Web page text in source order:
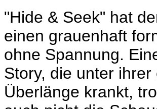
"Hide & Seek" hat
einen grauenhaft
ohne Spannung.
Story, die unter
Überlänge krankt,